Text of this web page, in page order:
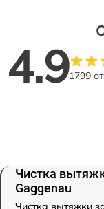
4.91799
Чистка
Gaggenau
Чистка вытяжки